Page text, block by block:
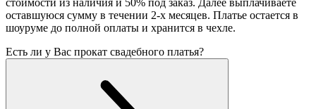
стоимости из наличия и 50% под заказ. Далее выплачиваете
оставшуюся сумму в течении 2-х месяцев. Платье остается в
шоуруме до полной оплаты и хранится в чехле.
Есть ли у Вас прокат свадебного платья?